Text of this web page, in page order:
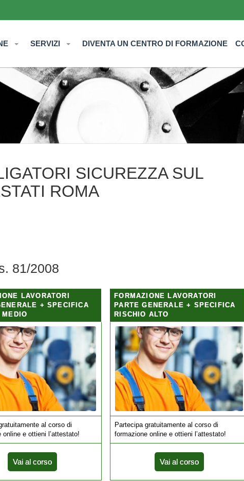
SERVIZI DIVENTA UN CENTRO DI FORMAZIONE
SICUREZZA SUL
ROMA
81/2008
LAVORATORI
+ SPECIFICA
al corso di
online e ottieni l’attestato!
Vai al corso
FORMAZIONE LAVORATORI
PARTE GENERALE + SPECIFICA
RISCHIO ALTO
Partecipa gratuitamente al corso di
formazione online e ottieni l’attestato!
Vai al corso